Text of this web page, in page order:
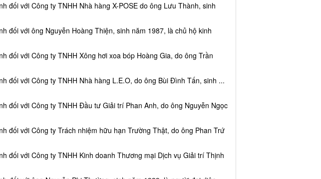
đối với Công ty TNHH Nhà hàng X-POSE do ông Lưu Thành, sinh
đối với ông Nguyễn Hoàng Thiện, sinh năm 1987, là chủ hộ kinh
đối với Công ty TNHH Xông hơi xoa bóp Hoàng Gia, do ông Trần
đối với Công ty TNHH Nhà hàng L.E.O, do ông Bùi Đình Tấn, sinh ...
đối với Công ty TNHH Đầu tư Giải trí Phan Anh, do ông Nguyễn Ngọc
đối với Công ty Trách nhiệm hữu hạn Trường Thật, do ông Phan Trứ
đối với Công ty TNHH Kinh doanh Thương mại Dịch vụ Giải trí Thịnh